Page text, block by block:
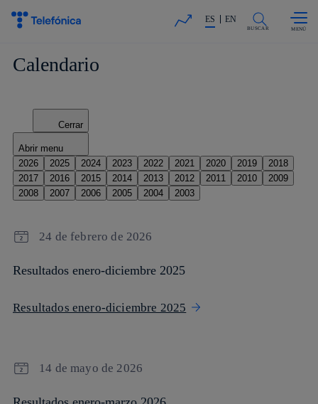
La acción en accionistas e
ES EN
BUSCAR
Calendario
Cerrar
Abrir menu
2026
2025 2024 2023 2022 2021 2020 2019
2018
2017
2016 2015 2014 2013 2012 2011 2010
2009
2008
2007 2006 2005 2004 2003
24 de febrero de 2026
Resultados enero-diciembre 2025
Resultados enero-diciembre 2025
14 de mayo de 2026